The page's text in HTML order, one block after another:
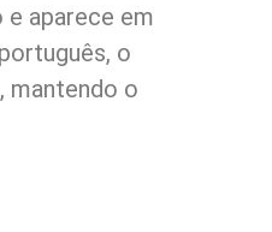
e aparece em
o
mantendo o